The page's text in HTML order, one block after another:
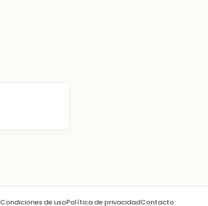
Condiciones de usoPolítica de privacidadContacto